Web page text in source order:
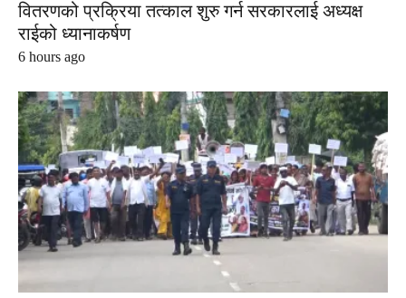
वितरणको प्रक्रिया तत्काल शुरु गर्न सरकारलाई अध्यक्ष
राईको ध्यानाकर्षण
6 hours ago